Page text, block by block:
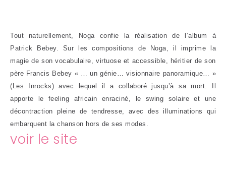
Tout naturellement, Noga confie la réalisation de l’album à
Patrick Bebey. Sur les compositions de Noga, il imprime la
magie de son vocabulaire, virtuose et accessible, héritier de son
père Francis Bebey « … un génie… visionnaire panoramique… »
(Les Inrocks) avec lequel il a collaboré jusqu’à sa mort. Il
apporte le feeling africain enraciné, le swing solaire et une
décontraction pleine de tendresse, avec des illuminations qui
embarquent la chanson hors de ses modes.
voir le site